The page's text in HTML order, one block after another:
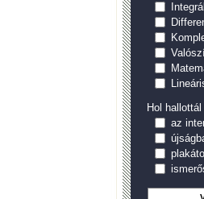
Hol
az